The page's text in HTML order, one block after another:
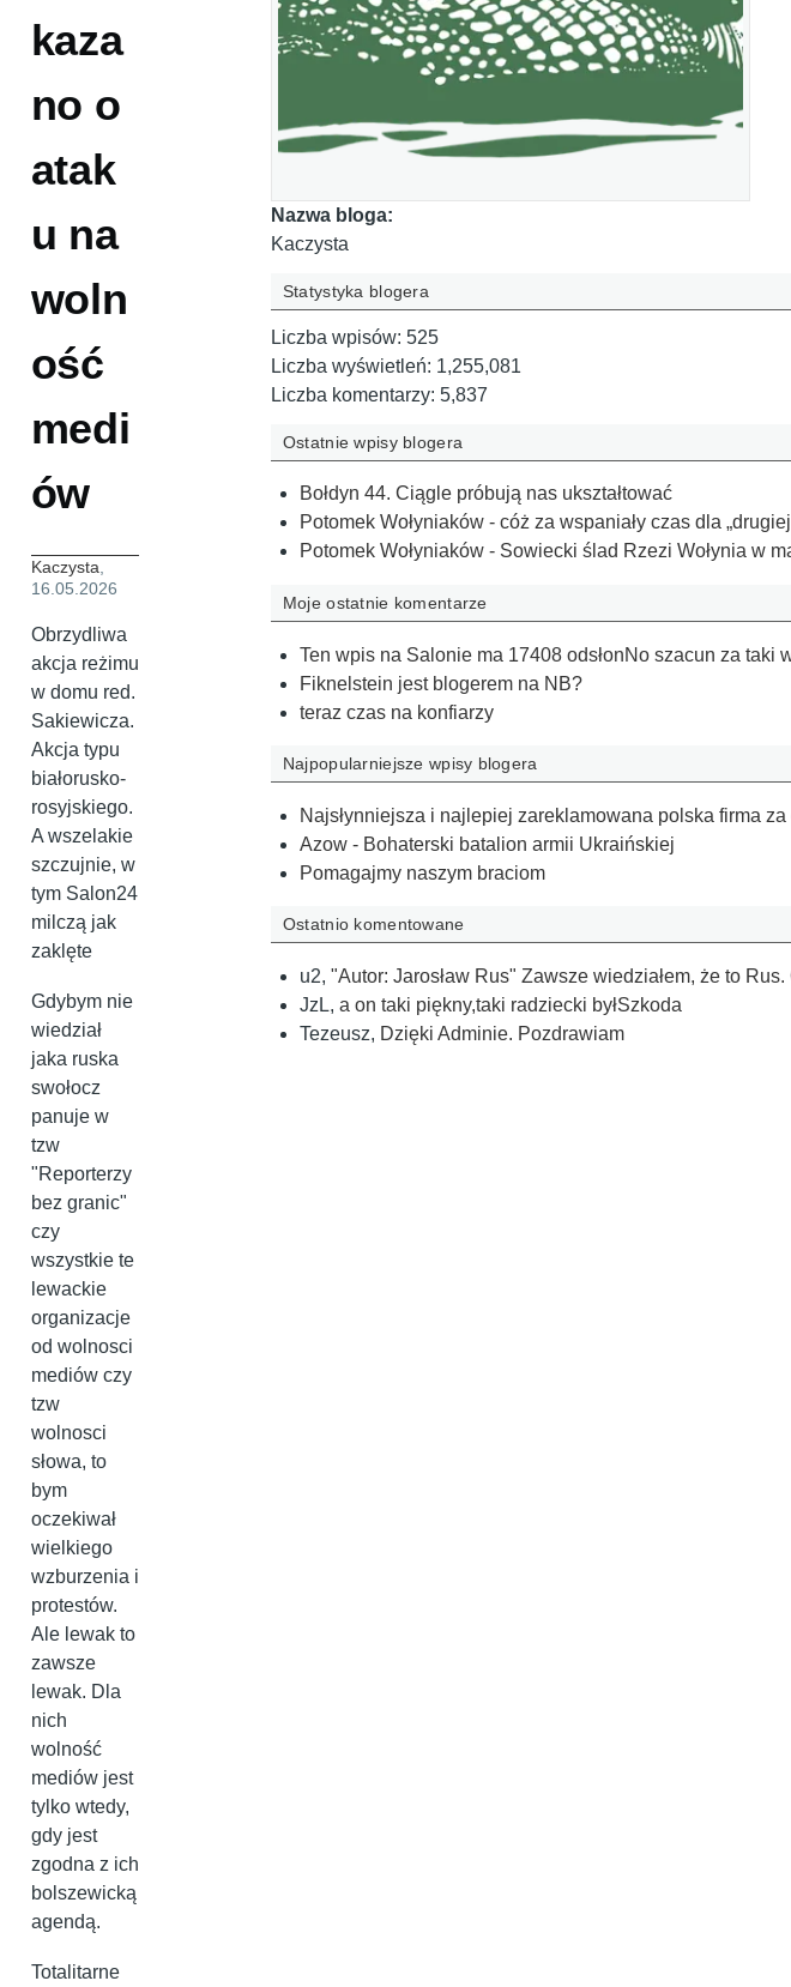
kaza
no o
atak
u na
woln
ość
medi
ów
Kaczysta,
16.05.2026
Obrzydliwa
akcja reżimu
w domu red.
Sakiewicza.
Akcja typu
białorusko-
rosyjskiego.
A wszelakie
szczujnie, w
tym Salon24
milczą jak
zaklęte
Gdybym nie
wiedział
jaka ruska
swołocz
panuje w
tzw
"Reporterzy
bez granic"
czy
wszystkie te
lewackie
organizacje
od wolnosci
mediów czy
tzw
wolnosci
słowa, to
bym
oczekiwał
wielkiego
wzburzenia i
protestów.
Ale lewak to
zawsze
lewak. Dla
nich
wolność
mediów jest
tylko wtedy,
gdy jest
zgodna z ich
bolszewicką
agendą.
Totalitarne
Nazwa bloga:
Kaczysta
Statystyka blogera
Liczba wpisów: 525
Liczba wyświetleń: 1,255,081
Liczba komentarzy: 5,837
Ostatnie wpisy blogera
Bołdyn 44. Ciągle próbują nas ukształtować
Potomek Wołyniaków - cóż za wspaniały czas dla
Potomek Wołyniaków - Sowiecki ślad Rzezi Wołynia w
Moje ostatnie komentarze
Ten wpis na Salonie ma 17408 odsłonNo szacun za taki
Fiknelstein jest blogerem na NB?
teraz czas na konfiarzy
Najpopularniejsze wpisy blogera
Najsłynniejsza i najlepiej zareklamowana polska firma
Azow - Bohaterski batalion armii Ukraińskiej
Pomagajmy naszym braciom
Ostatnio komentowane
u2, "Autor: Jarosław Rus" Zawsze wiedziałem, że to
JzL, a on taki piękny,taki radziecki byłSzkoda
Tezeusz, Dzięki Adminie. Pozdrawiam